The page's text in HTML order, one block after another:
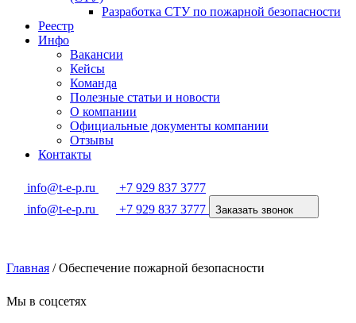
Разработка СТУ по пожарной безопасности
Реестр
Инфо
Вакансии
Кейсы
Команда
Полезные статьи и новости
О компании
Официальные документы компании
Отзывы
Контакты
info@t-e-p.ru
+7 929 837 3777
info@t-e-p.ru
+7 929 837 3777 Заказать звонок
Главная /Обеспечение пожарной безопасности
Мы в соцсетях